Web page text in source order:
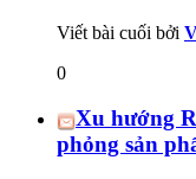
Viết bài cuối bởi
0
Xu hướng
phỏng sản